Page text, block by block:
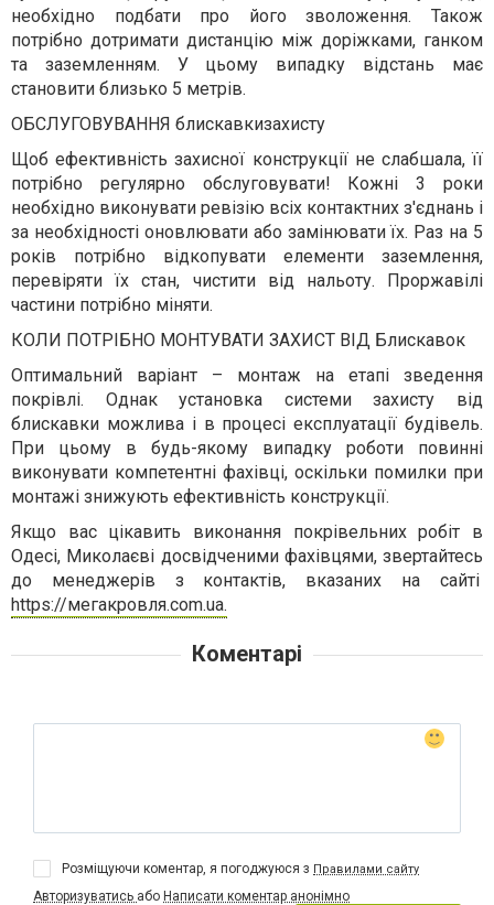
необхідно подбати про його зволоження. Також
потрібно дотримати дистанцію між доріжками, ганком
та заземленням. У цьому випадку відстань має
становити близько 5 метрів.
ОБСЛУГОВУВАННЯ блискавкизахисту
Щоб ефективність захисної конструкції не слабшала, її
потрібно регулярно обслуговувати! Кожні 3 роки
необхідно виконувати ревізію всіх контактних з'єднань і
за необхідності оновлювати або замінювати їх. Раз на 5
років потрібно відкопувати елементи заземлення,
перевіряти їх стан, чистити від нальоту. Проржавілі
частини потрібно міняти.
КОЛИ ПОТРІБНО МОНТУВАТИ ЗАХИСТ ВІД Блискавок
Оптимальний варіант – монтаж на етапі зведення
покрівлі. Однак установка системи захисту від
блискавки можлива і в процесі експлуатації будівель.
При цьому в будь-якому випадку роботи повинні
виконувати компетентні фахівці, оскільки помилки при
монтажі знижують ефективність конструкції.
Якщо вас цікавить виконання покрівельних робіт в
Одесі, Миколаєві досвідченими фахівцями, звертайтесь
до менеджерів з контактів, вказаних на сайті
https://мегакровля.com.ua.
Коментарі
Розміщуючи коментар, я погоджуюся з Правилами сайту
Авторизуватись або Написати коментар анонімно